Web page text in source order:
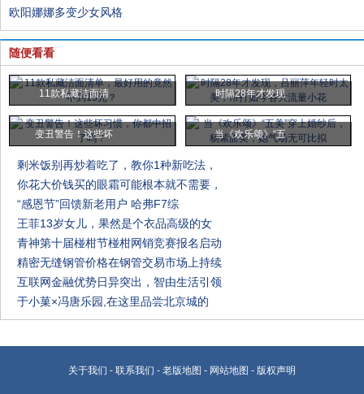
欧阳娜娜多变少女风格
随便看看
11款私藏洁面清 时隔28年才发现
变丑警告！这些坏 当《欢乐颂》“五
剩米饭别再炒着吃了，教你1种新吃法，
你花大价钱买的眼霜可能根本就不需要，
“感恩节”回馈新老用户 哈弗F7综
王菲13岁女儿，果然是个衣品高级的女
青神第十届椪柑节椪柑网销竞赛报名启动
精密无缝钢管价格在钢管交易市场上持续
互联网金融优势日异突出，智由生活引领
于小菓×冯唐乐园,在这里品尝北京城的
关于我们 - 联系我们 - 老版地图 - 网站地图 - 版权声明